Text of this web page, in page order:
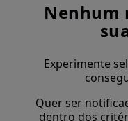
Nenhum
Experimente
Quer ser
dentro dos